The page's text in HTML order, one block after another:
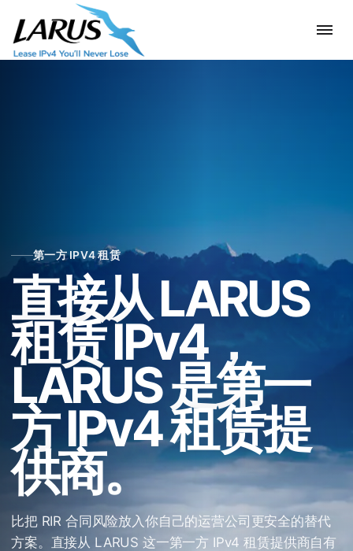
第一方 IPV4 租赁
直接从 LARUS
租赁 IPv4，
LARUS 是第一
方 IPv4 租赁提
供商。
比把 RIR 合同风险放入你自己的运营公司更安全的替代
方案。直接从 LARUS 这一第一方 IPv4 租赁提供商自有